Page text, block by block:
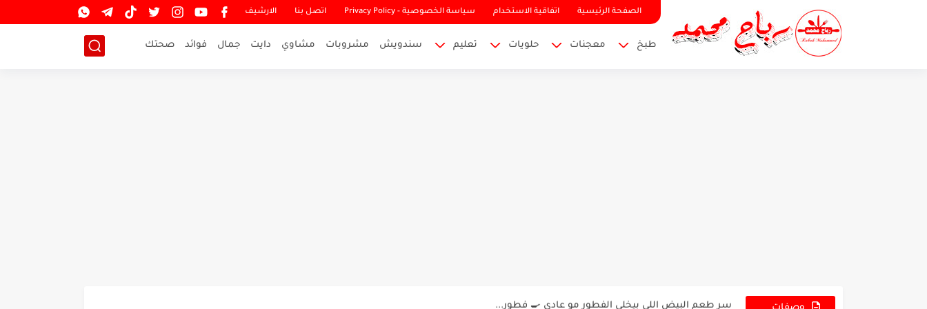
الصفحة الرئيسية اتفاقية الاستخدام سياسة الخصوصية - Privacy Policy اتصل بنا الارشيف
طبخ معجنات حلويات تعليم سندويش مشروبات مشاوي دايت جمال فوائد صحتك